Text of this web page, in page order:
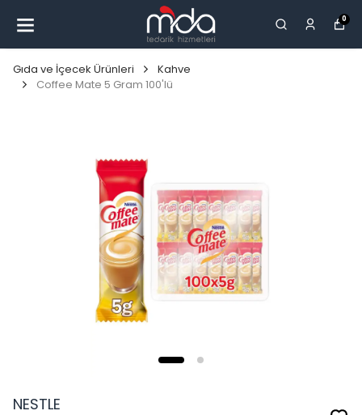
0
Gıda ve İçecek Ürünleri
Kahve
Coffee Mate 5 Gram 100'lü
NESTLE